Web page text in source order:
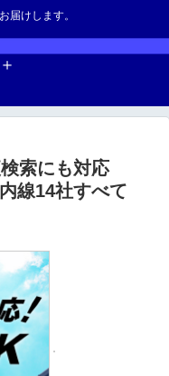
届けします。
索にも対応
線14社すべて